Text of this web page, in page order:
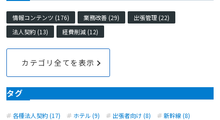
情報コンテンツ (176) 業務改善 (29)
出張管理 (22)
法人契約 (13)
経費削減 (12)
カテゴリ全てを表示
タグ
各種法人契約 (17) ホテル (9) 出張者向け (8)
新幹線 (8)